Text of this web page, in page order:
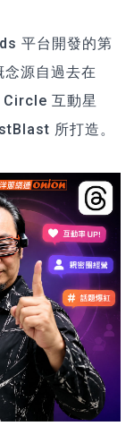
平台開發的第
源自過去在
互動星
所打造。